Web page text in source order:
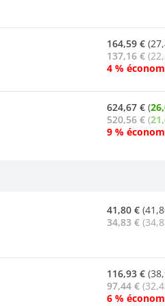
164,59 €
137,16 €
4 %
624,67 € (
520,56 € (
9 %
41,80 €
34,83 €
116,93 €
97,44 €
6 %